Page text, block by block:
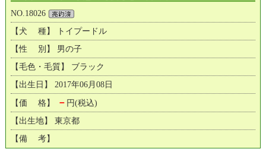
NO.18026
【犬 種】 トイプードル
【性 別】 男の子
【毛色・毛質】 ブラック
【出生日】 2017年06月08日
【価 格】 － 円(税込)
【出生地】 東京都
【備 考】